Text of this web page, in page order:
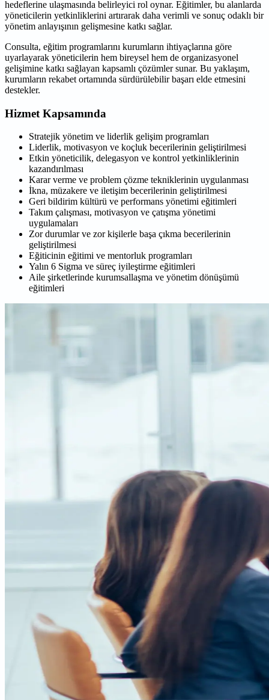
hedeflerine ulaşmasında belirleyici rol oynar. Eğitimler, bu alanlarda
yöneticilerin yetkinliklerini artırarak daha verimli ve sonuç odaklı bir
yönetim anlayışının gelişmesine katkı sağlar.
Consulta, eğitim programlarını kurumların ihtiyaçlarına göre
uyarlayarak yöneticilerin hem bireysel hem de organizasyonel
gelişimine katkı sağlayan kapsamlı çözümler sunar. Bu yaklaşım,
kurumların rekabet ortamında sürdürülebilir başarı elde etmesini
destekler.
Hizmet Kapsamında
Stratejik yönetim ve liderlik gelişim programları
Liderlik, motivasyon ve koçluk becerilerinin geliştirilmesi
Etkin yöneticilik, delegasyon ve kontrol yetkinliklerinin
kazandırılması
Karar verme ve problem çözme tekniklerinin uygulanması
İkna, müzakere ve iletişim becerilerinin geliştirilmesi
Geri bildirim kültürü ve performans yönetimi eğitimleri
Takım çalışması, motivasyon ve çatışma yönetimi
uygulamaları
Zor durumlar ve zor kişilerle başa çıkma becerilerinin
geliştirilmesi
Eğiticinin eğitimi ve mentorluk programları
Yalın 6 Sigma ve süreç iyileştirme eğitimleri
Aile şirketlerinde kurumsallaşma ve yönetim dönüşümü
eğitimleri